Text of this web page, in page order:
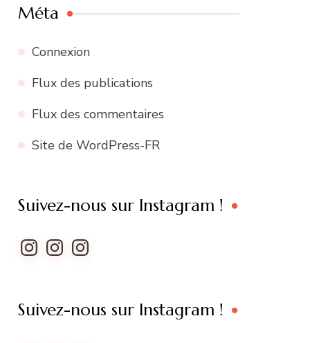
Méta
Connexion
Flux des publications
Flux des commentaires
Site de WordPress-FR
Suivez-nous sur Instagram !
Instagram
InstagramInstagram
Suivez-nous sur Instagram !